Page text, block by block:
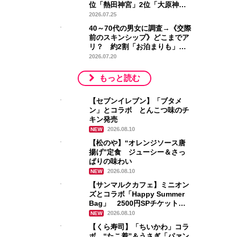
位「熱田神宮」2位「大原神
社」…1位は？
2026.07.25
40～70代の男女に調査→《交際
前のスキンシップ》どこまでア
リ？ 約2割「お泊まりも」一
方で…本音が浮き彫りに
2026.07.20
もっと読む
【セブンイレブン】「ブタメ
ン」とコラボ とんこつ味のチ
キン発売
NEW 2026.08.10
【松のや】“オレンジソース唐
揚げ”定食 ジューシー＆さっ
ぱりの味わい
NEW 2026.08.10
【サンマルクカフェ】ミニオン
ズとコラボ「Happy Summer
Bag」 2500円SPチケット＆
特製グッズ封入
NEW 2026.08.10
【くら寿司】「ちいかわ」コラ